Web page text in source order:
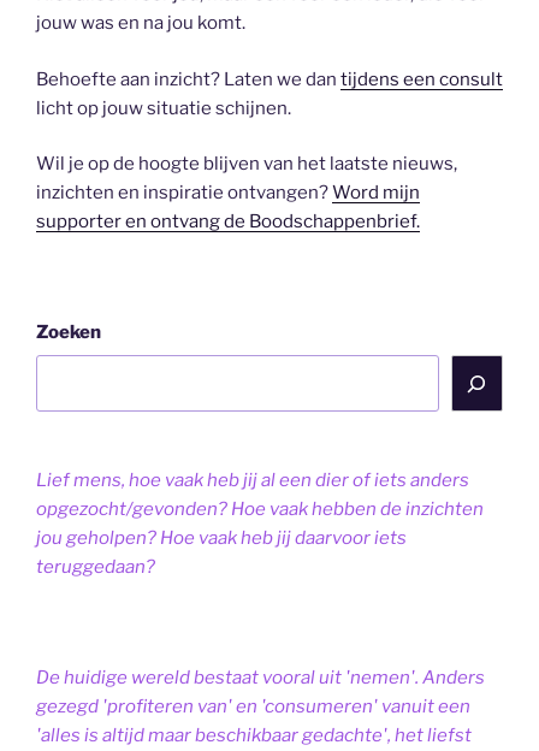
jouw was en na jou komt.
Behoefte aan inzicht? Laten we dan tijdens een consult
licht op jouw situatie schijnen.
Wil je op de hoogte blijven van het laatste nieuws,
inzichten en inspiratie ontvangen?Word mijn
supporter en ontvang de Boodschappenbrief.
Zoeken
Lief mens, hoe vaak heb jij al een dier of iets anders
opgezocht/gevonden? Hoe vaak hebben de inzichten
jou geholpen? Hoe vaak heb jij daarvoor iets
teruggedaan?
De huidige wereld bestaat vooral uit 'nemen'. Anders
gezegd 'profiteren van' en 'consumeren' vanuit een
'alles is altijd maar beschikbaar gedachte', het liefst